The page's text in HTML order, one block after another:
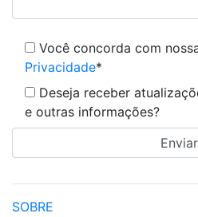
Você concorda com
Privacidade*
Deseja receber
e outras informações?
SOBRE